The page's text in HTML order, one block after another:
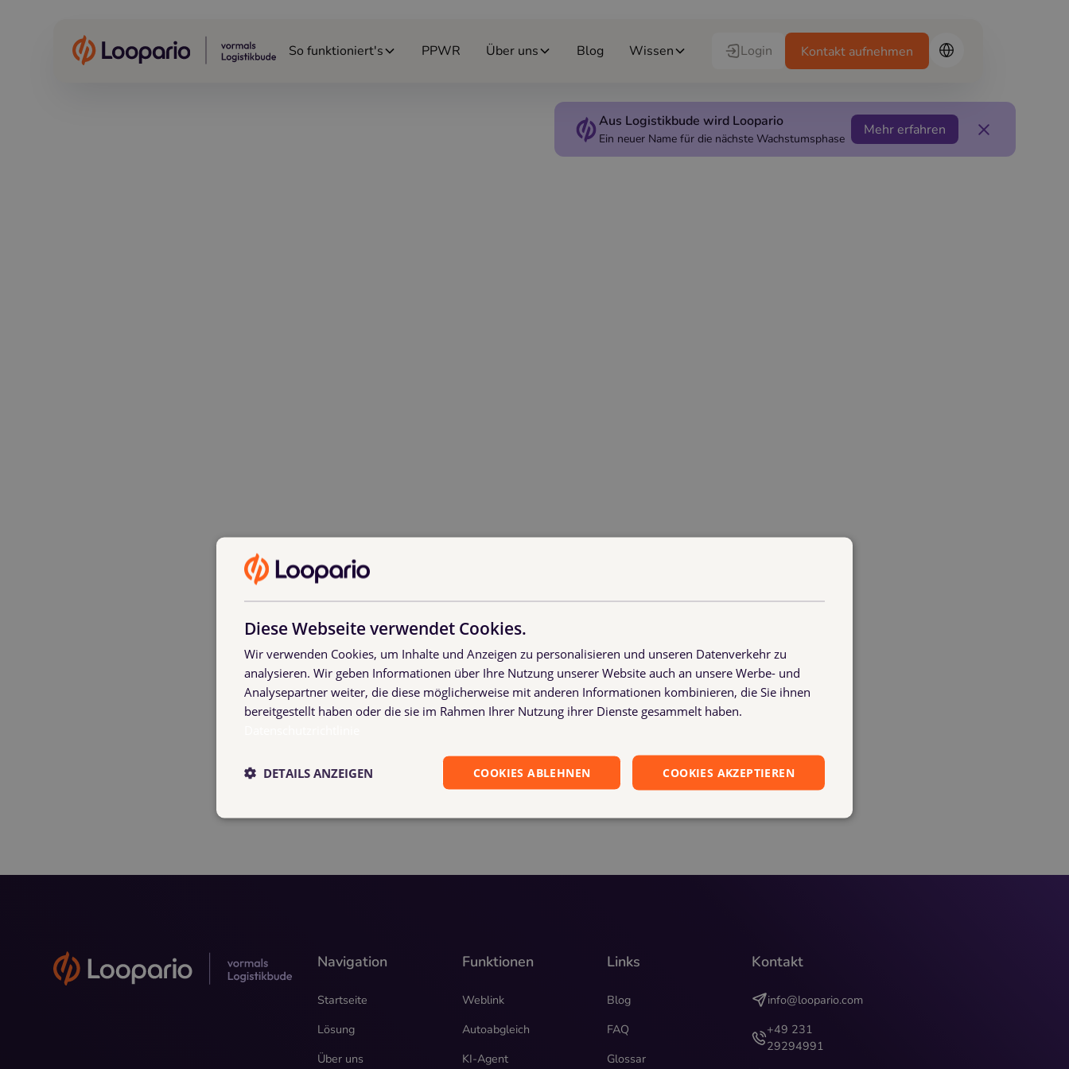
So funktioniert's PPWR Über uns Blog Wissen Login Kontakt aufnehmen
Aus Logistikbude wird Loopario
Ein neuer Name für die nächste Wachstumsphase
Mehr erfahren
Navigation
Startseite
Lösung
Über uns
Funktionen
Weblink
Autoabgleich
KI-Agent
Links
Blog
FAQ
Glossar
Kontakt
info@loopario.com
+49 231
29294991
Diese Webseite verwendet Cookies.
Wir verwenden Cookies, um Inhalte und Anzeigen zu personalisieren und unseren Datenverkehr zu
analysieren. Wir geben Informationen über Ihre Nutzung unserer Website auch an unsere Werbe- und
Analysepartner weiter, die diese möglicherweise mit anderen Informationen kombinieren, die Sie ihnen
bereitgestellt haben oder die sie im Rahmen Ihrer Nutzung ihrer Dienste gesammelt haben.
COOKIES AKZEPTIEREN
COOKIES ABLEHNEN
DETAILS ANZEIGEN